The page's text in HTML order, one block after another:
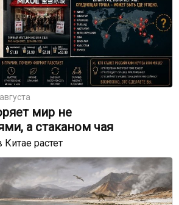
мир не
а стаканом чая
растет